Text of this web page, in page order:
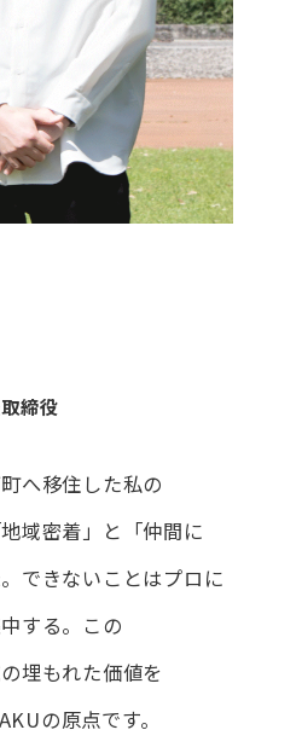
締役
へ​移住した​私の​
地域密着」と​「仲間に​
できない​ことは​プロに​
する。 この​
埋もれた​価値を​
の​原点です。